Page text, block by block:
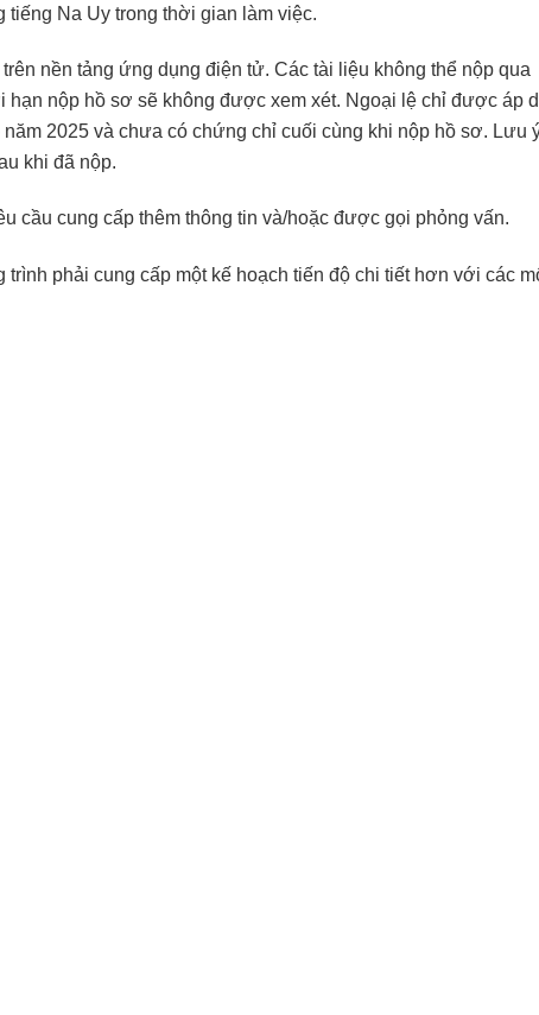
Na Uy trong thời gian làm việc.
nền tảng ứng dụng điện tử. Các tài liệu không thể nộp qua
nộp hồ sơ sẽ không được xem xét. Ngoại lệ chỉ được áp
2025 và chưa có chứng chỉ cuối cùng khi nộp hồ sơ. Lưu
khi đã nộp.
cầu cung cấp thêm thông tin và/hoặc được gọi phỏng vấn.
phải cung cấp một kế hoạch tiến độ chi tiết hơn với các